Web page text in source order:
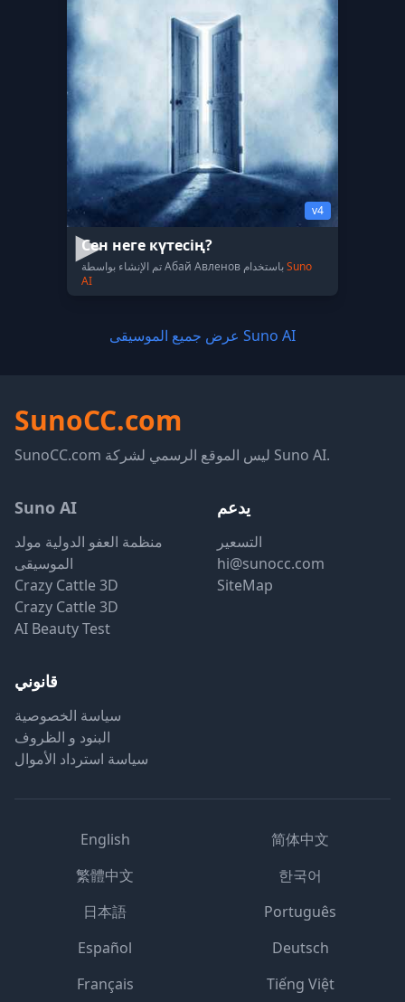
v4
Сен неге күтесің?
Suno
AI
عرض جميع الموسيقى Suno AI
SunoCC.com
SunoCC.com ليس الموقع الرسمي لشركة Suno AI.
Suno AI
منظمة العفو الدولية مولد
الموسيقى
Crazy Cattle 3D
Crazy Cattle 3D
AI Beauty Test
يدعم
التسعير
hi@sunocc.com
SiteMap
قانوني
سياسة الخصوصية
البنود و الظروف
سياسة استرداد الأموال
English
简体中文
繁體中文
한국어
日本語
Português
Español
Deutsch
Français
Tiếng Việt